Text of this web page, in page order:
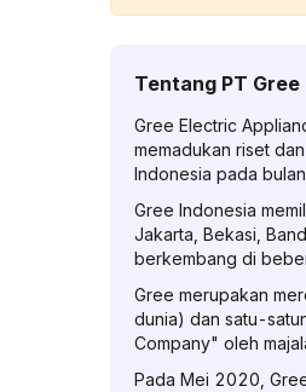
Tentang PT
Gree Electric
memadukan riset
Indonesia pada
Gree Indonesia
Jakarta, Bekasi,
berkembang di
Gree merupakan
dunia) dan satu-
Company" oleh
Pada Mei 2020,